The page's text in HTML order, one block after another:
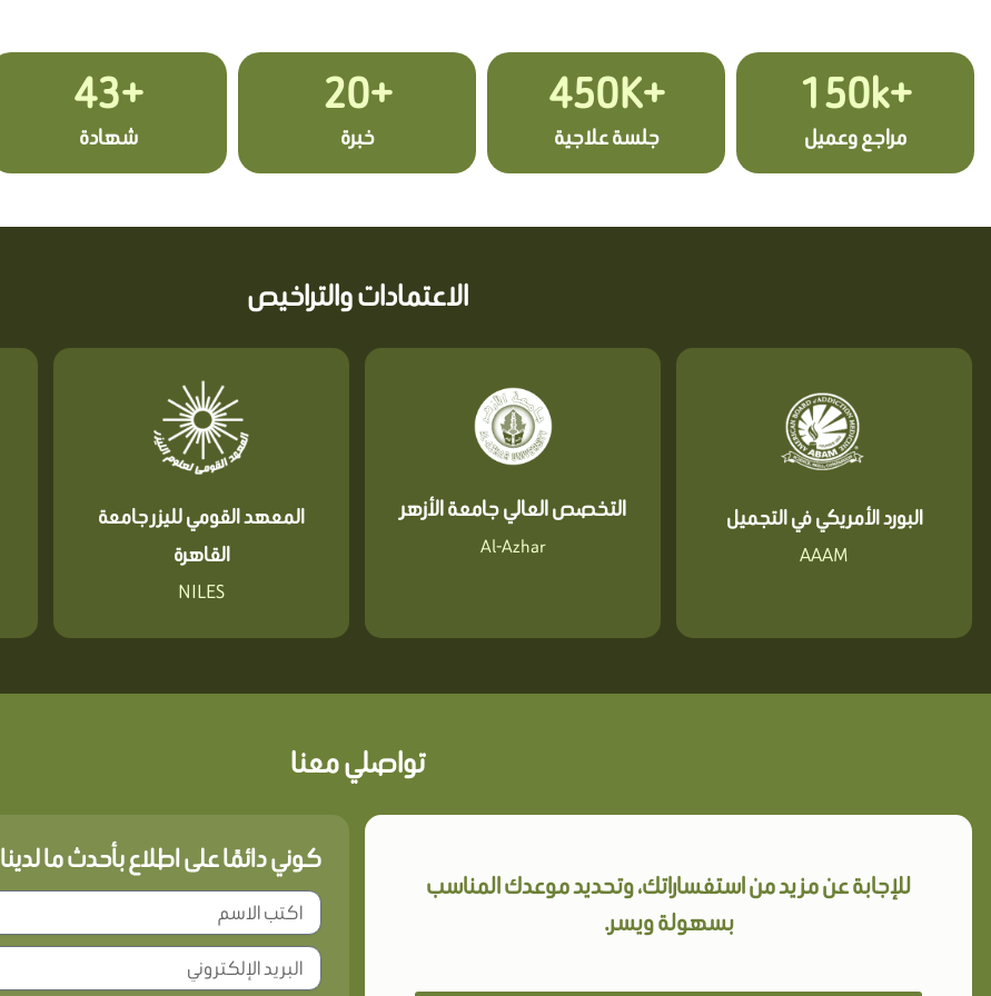
+150k
مراجع وعميل
+450K
جلسة علاجية
+20
خبرة
+43
شهادة
الاعتمادات والتراخيص
البورد الأمريكي في التجميل
AAAM
التخصص العالي جامعة الأزهر
Al-Azhar
المعهد القومي لليزر جامعة
القاهرة
NILES
تواصلي معنا
للإجابة عن مزيد من استفساراتك، وتحديد موعدك المناسب
بسهولة ويسر.
كوني دائمًا على اطلاع بأحدث ما لدينا